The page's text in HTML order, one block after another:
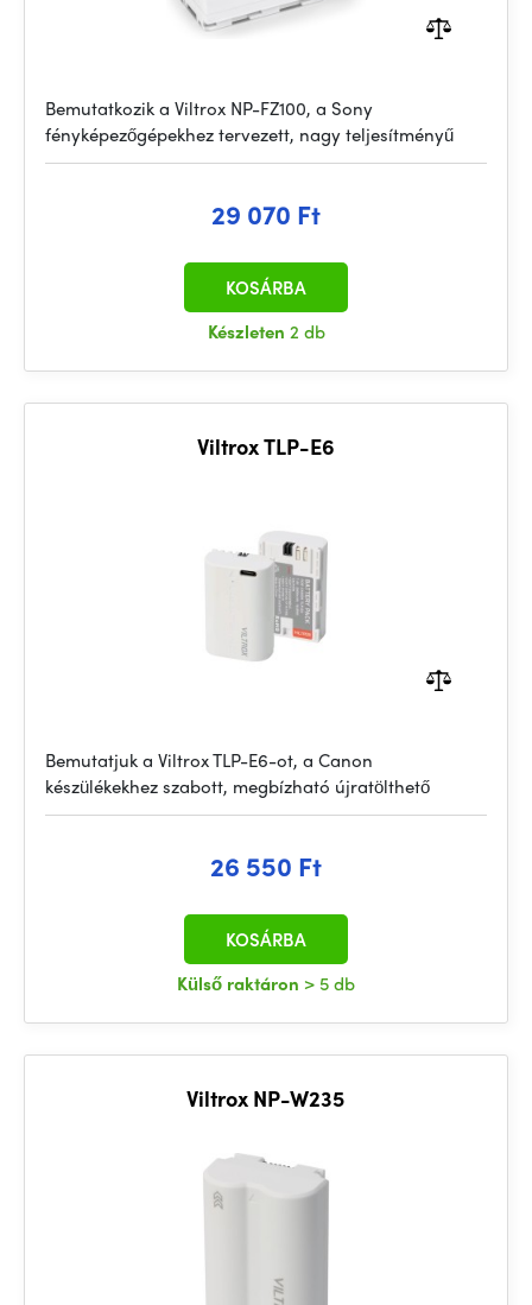
Bemutatkozik a Viltrox NP-FZ100, a Sony
fényképezőgépekhez tervezett, nagy teljesítményű
29 070 Ft
Készleten 2 db
KOSÁRBA
Viltrox TLP-E6
Bemutatjuk a Viltrox TLP-E6-ot, a Canon
készülékekhez szabott, megbízható újratölthető
26 550 Ft
Külső raktáron > 5 db
KOSÁRBA
Viltrox NP-W235